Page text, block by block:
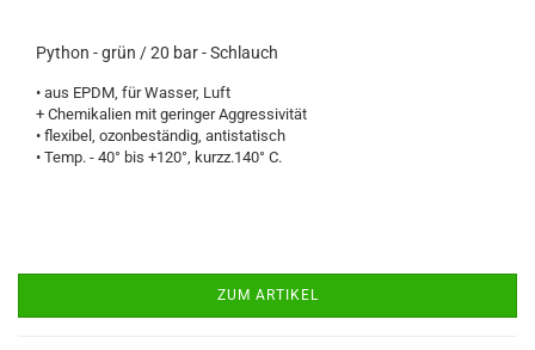
Python - grün / 20 bar - Schlauch
• aus EPDM, für Wasser, Luft
+ Chemikalien mit geringer Aggressivität
• flexibel, ozonbeständig, antistatisch
• Temp. - 40° bis +120°, kurzz.140° C.
ZUM ARTIKEL